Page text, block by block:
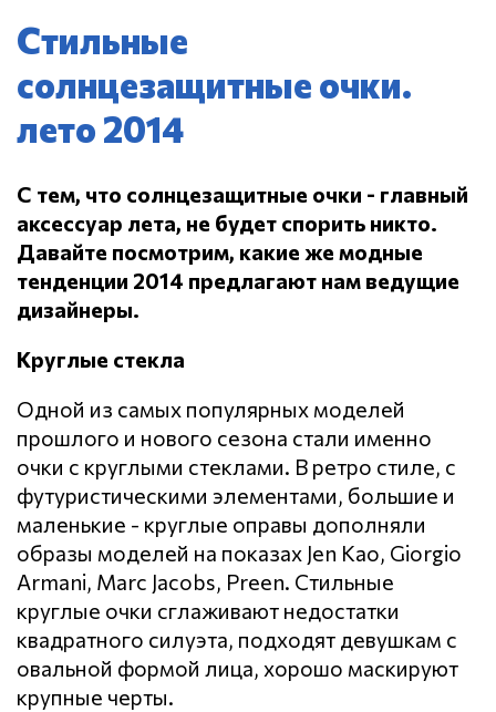
Стильные
солнцезащитные очки.
лето 2014
С тем, что солнцезащитные очки - главный
аксессуар лета, не будет спорить никто.
Давайте посмотрим, какие же модные
тенденции 2014 предлагают нам ведущие
дизайнеры.
Круглые стекла
Одной из самых популярных моделей
прошлого и нового сезона стали именно
очки с круглыми стеклами. В ретро стиле, с
футуристическими элементами, большие и
маленькие - круглые оправы дополняли
образы моделей на показах Jen Kao, Giorgio
Armani, Marc Jacobs, Preen. Стильные
круглые очки сглаживают недостатки
квадратного силуэта, подходят девушкам с
овальной формой лица, хорошо маскируют
крупные черты.